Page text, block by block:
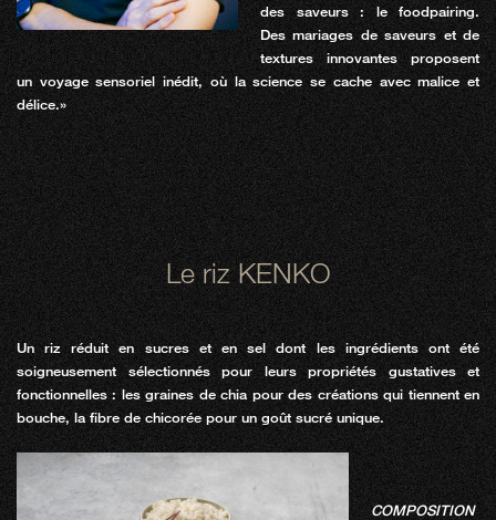
des saveurs : le foodpairing.
Des mariages de saveurs et de
textures innovantes proposent
un voyage sensoriel inédit, où la science se cache avec malice et
délice.»
Le riz KENKO
Un riz réduit en sucres et en sel dont les ingrédients ont été
soigneusement sélectionnés pour leurs propriétés gustatives et
fonctionnelles : les graines de chia pour des créations qui tiennent en
bouche, la fibre de chicorée pour un goût sucré unique.
COMPOSITION